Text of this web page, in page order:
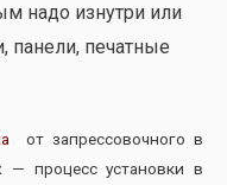
надо изнутри или
панели, печатные
от запрессовочного в
— процесс установки в